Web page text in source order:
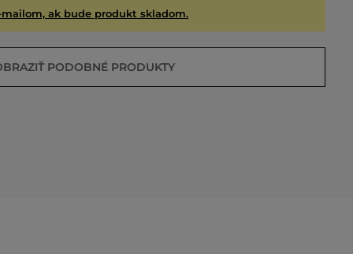
ak bude produkt skladom.
PODOBNÉ PRODUKTY